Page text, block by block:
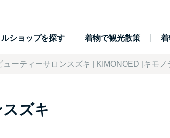
ショップを探す 着物で観光散策 着
ューティーサロンスズキ | KIMONOED [キモノ
ズキ